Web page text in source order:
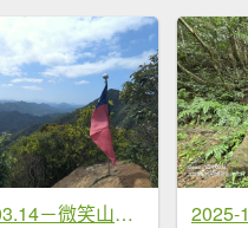
2026.03.14－微笑山線：【五分山系】